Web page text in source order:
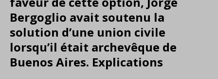
Bergoglio avait soutenu la
solution d’une union civile
lorsqu’il était archevêque de
Buenos Aires. Explications